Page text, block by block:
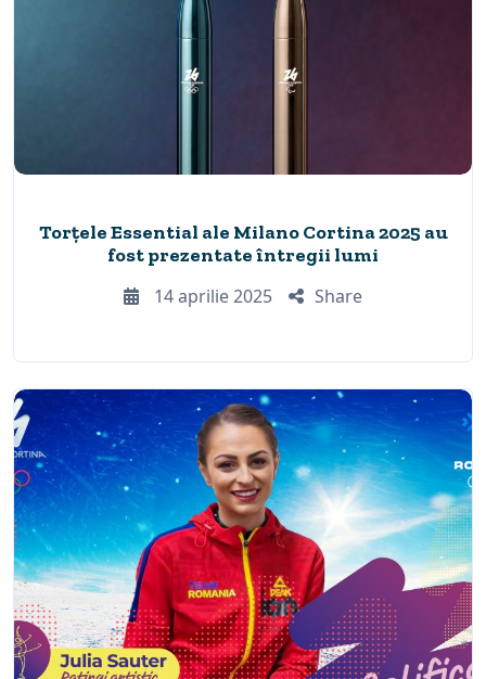
Torțele Essential ale Milano Cortina 2025 au
fost prezentate întregii lumi
14 aprilie 2025
Share